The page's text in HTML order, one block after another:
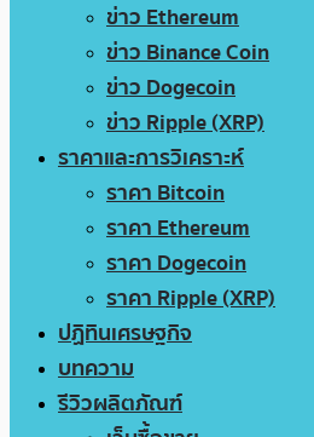
ข่าว Ethereum
ข่าว Binance Coin
ข่าว Dogecoin
ข่าว Ripple (XRP)
ราคาและการวิเคราะห์
ราคา Bitcoin
ราคา Ethereum
ราคา Dogecoin
ราคา Ripple (XRP)
ปฏิทินเศรษฐกิจ
บทความ
รีวิวผลิตภัณฑ์